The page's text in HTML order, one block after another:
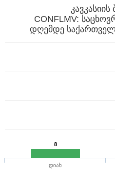
CONFLMV:
დღემდე
8
დიახ